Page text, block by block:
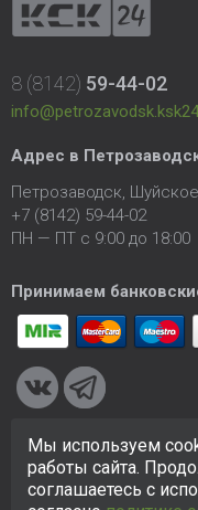
8 (8142) 59-44-02
Адрес в
Петрозаводск,
+7 (8142) 59-44-02
ПН — ПТ с 9:00 до 18:00
Принимаем
© 2005-2026 ООО «КСК».
создан исключительно
информация на сайте
Мы используем
работы сайта.
соглашаетесь с